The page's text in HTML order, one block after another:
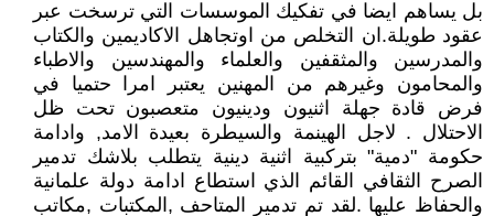
بل يساهم ايضا في تفكيك الموسسات التي ترسخت عبر
عقود طويلة.ان التخلص من اوتجاهل الاكاديمين والكتاب
والمدرسين والمثقفين والعلماء والمهندسين والاطباء
والمحامون وغيرهم من المهنين يعتبر امرا حتميا في
فرض قادة جهلة اثنيون ودينيون متعصبون تحت ظل
الاحتلال . لاجل الهينمة والسيطرة بعيدة الامد, وادامة
حكومة "دمية" بتركبية اثنية دينية يتطلب بلاشك تدمير
الصرح الثقافي القائم الذي استطاع ادامة دولة علمانية
والحفاظ عليها .لقد تم تدمير المتاحف ,المكتبات ,مكاتب